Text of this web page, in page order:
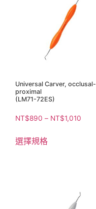
Universal Carver, occlusal-
proximal
(LM71-72ES)
NT$890 – NT$1,010
選擇規格